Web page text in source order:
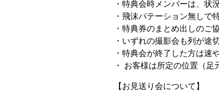
・特典会時メンバーは、状
・飛沫パテーション無しで
・特典券のまとめ出しのご
・いずれの撮影会も列が途
・特典会が終了した方は速
・ お客様は所定の位置（
【お見送り会について】